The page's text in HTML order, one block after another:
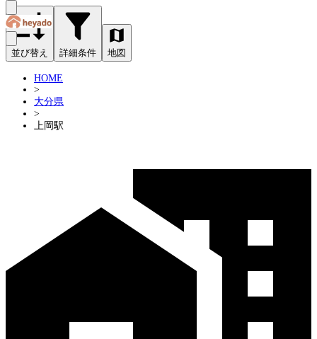
並び替え 詳細条件 地図
HOME
>
大分県
>
上岡駅